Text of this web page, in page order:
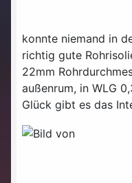
konnte niemand in
richtig gute
22mm
außenrum, in WLG
Glück gibt es das